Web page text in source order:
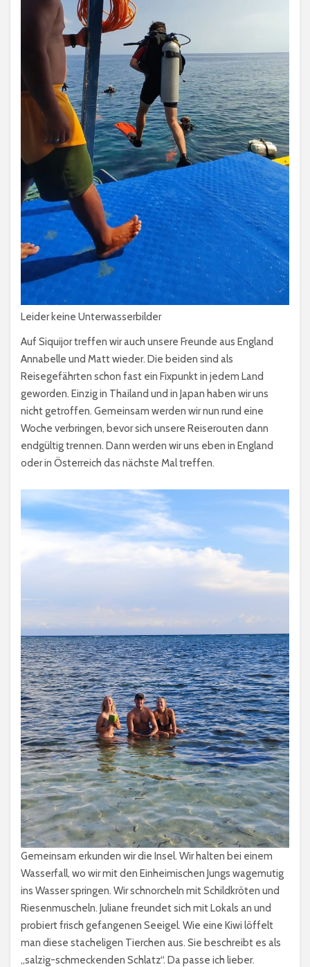
Leider keine Unterwasserbilder
Auf Siquijor treffen wir auch unsere Freunde aus England
Annabelle und Matt wieder. Die beiden sind als
Reisegefährten schon fast ein Fixpunkt in jedem Land
geworden. Einzig in Thailand und in Japan haben wir uns
nicht getroffen. Gemeinsam werden wir nun rund eine
Woche verbringen, bevor sich unsere Reiserouten dann
endgültig trennen. Dann werden wir uns eben in England
oder in Österreich das nächste Mal treffen.
Gemeinsam erkunden wir die Insel. Wir halten bei einem
Wasserfall, wo wir mit den Einheimischen Jungs wagemutig
ins Wasser springen. Wir schnorcheln mit Schildkröten und
Riesenmuscheln. Juliane freundet sich mit Lokals an und
probiert frisch gefangenen Seeigel. Wie eine Kiwi löffelt
man diese stacheligen Tierchen aus. Sie beschreibt es als
„salzig-schmeckenden Schlatz“. Da passe ich lieber.